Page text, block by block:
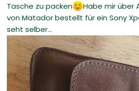
Tasche zu packen
Habe mir über
von Matador bestellt für ein Sony
seht selber...